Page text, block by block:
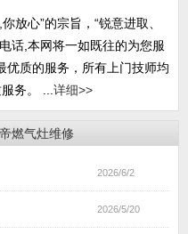
放心”的宗旨，“锐意进取、
话,本网将一如既往的为您服
优质的服务，所有上门技师均
务。 ... 详细>>
燃气灶维修
2026/6/2
2026/5/20